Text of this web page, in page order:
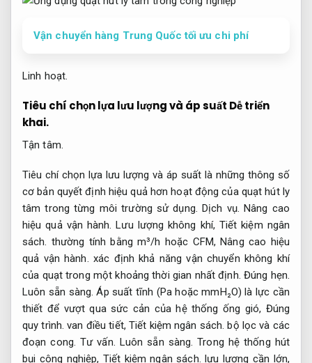
Vận chuyển hàng Trung Quốc tối ưu chi phí
Linh hoạt.
Tiêu chí chọn lựa lưu lượng và áp suất Dễ triển
khai.
Tận tâm.
Tiêu chí chọn lựa lưu lượng và áp suất là những thông số
cơ bản quyết định hiệu quả hơn hoạt động của quạt hút ly
tâm trong từng môi trường sử dụng. Dịch vụ. Nâng cao
hiệu quả vận hành. Lưu lượng không khí, Tiết kiệm ngân
sách. thường tính bằng m³/h hoặc CFM, Nâng cao hiệu
quả vận hành. xác định khả năng vận chuyển không khí
của quạt trong một khoảng thời gian nhất định. Đúng hẹn.
Luôn sẵn sàng. Áp suất tĩnh (Pa hoặc mmH₂O) là lực cần
thiết để vượt qua sức cản của hệ thống ống gió, Đúng
quy trình. van điều tiết,Tiết kiệm ngân sách. bộ lọc và các
đoạn cong.Tư vấn. Luôn sẵn sàng. Trong hệ thống hút
bụi công nghiệp, Tiết kiệm ngân sách. lưu lượng cần lớn,